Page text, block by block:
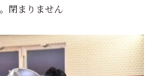
閉まりません